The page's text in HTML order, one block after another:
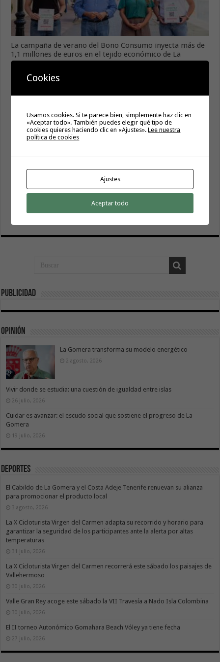
La campaña de verano del Bono Consumo inyecta más de
1,1 millones de euros en el tejido económico de La
Gomera
6 agosto, 2026
El Ayuntamiento de Hermigua licita la instalación de 30
farolas fotovoltaicas en la subida a Las Cabezadas
Publicidad
Opinión
La Gomera transforma su modelo energético
2 agosto, 2026
Vivir donde se estudia: una cuestión de igualdad entre islas
26 julio, 2026
Cuidar es avanzar: el escudo social que sostiene el progreso de La
Gomera
19 julio, 2026
Deportes
El Cabildo de La Gomera y el Costa Adeje Tenerife renuevan su alianza
para promocionar el producto local
3 agosto, 2026
La X Cicloturista Virgen del Carmen adapta su recorrido y horario para
garantizar la seguridad de los participantes ante la alerta por altas
temperaturas
31 julio, 2026
La X Cicloturista Virgen del Carmen recorrerá este sábado los paisajes de
Vallehermoso
30 julio, 2026
Valle Gran Rey acoge este sábado la VII Travesía a Nado Isla Colombina
30 julio, 2026
El II torneo Autonómico Gomahara Beach Vóley ya tiene fecha
27 julio, 2026
Cookies
Usamos cookies. Si te parece bien, simplemente haz clic en
«Aceptar todo». También puedes elegir qué tipo de
cookies quieres haciendo clic en «Ajustes».Lee nuestra
política de cookies
Ajustes
Aceptar todo